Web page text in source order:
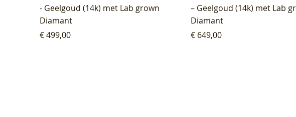
- Geelgoud (14k) met Lab grown
Diamant
Prijs
€ 499,00
– Geelgoud (14k) met Lab
Diamant
Prijs
€ 649,00